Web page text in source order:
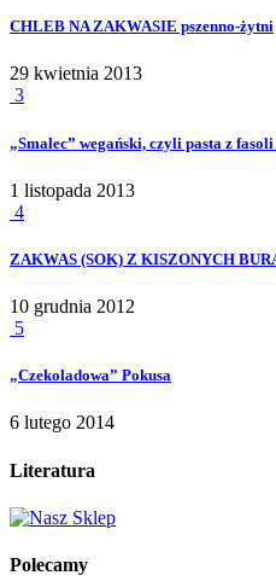
CHLEB NA ZAKWASIE pszenno-żytni
29 kwietnia 2013
3
„Smalec” wegański, czyli pasta z
1 listopada 2013
4
ZAKWAS (SOK) Z KISZONYCH
10 grudnia 2012
5
„Czekoladowa” Pokusa
6 lutego 2014
Literatura
Polecamy